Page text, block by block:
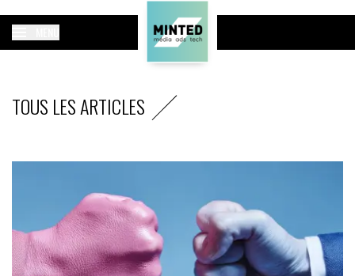
TOUS LES ARTICLES